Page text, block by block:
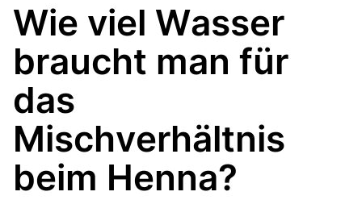
Wie viel Wasser
braucht man für
das
Mischverhältnis
beim Henna?